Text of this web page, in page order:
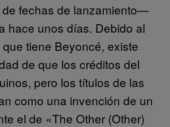
de fechas de lanzamiento—
hace unos días. Debido al
tiene Beyoncé, existe
de que los créditos del
pero los títulos de las
como una invención de un
el de «The Other (Other)